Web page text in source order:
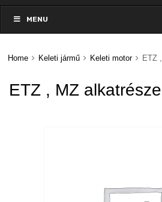
to
contentMENU
Home Keleti jármű Keleti motor ETZ
ETZ , MZ